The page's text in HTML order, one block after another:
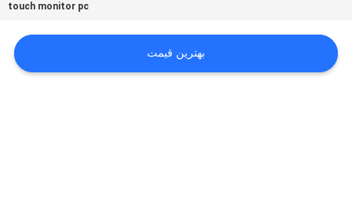
تماس
بگیرید
touch monitor pc
بهترین قیمت